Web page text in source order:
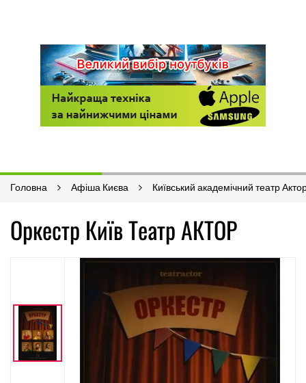
Головна Афіша Києва Київський академічний театр
Оркестр Київ Театр АКТОР